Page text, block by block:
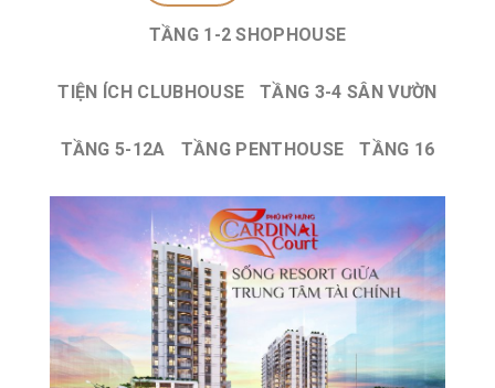
TẦNG 1-2 SHOPHOUSE
TIỆN ÍCH CLUBHOUSE TẦNG 3-4 SÂN VƯỜN
TẦNG 5-12A TẦNG PENTHOUSE TẦNG 16